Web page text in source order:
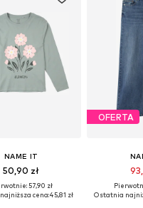
NAME IT
50,90 zł
57,90 zł
cena:45,81 zł
OFERTA
Ostatnia